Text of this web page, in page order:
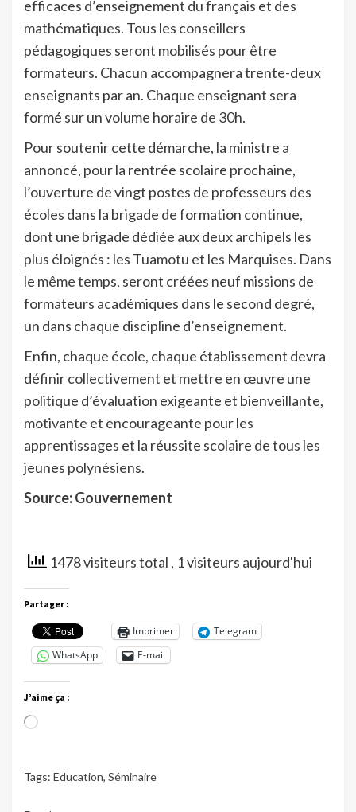
efficaces d’enseignement du français et des
mathématiques. Tous les conseillers
pédagogiques seront mobilisés pour être
formateurs. Chacun accompagnera trente-deux
enseignants par an. Chaque enseignant sera
formé sur un volume horaire de 30h.
Pour soutenir cette démarche, la ministre a
annoncé, pour la rentrée scolaire prochaine,
l’ouverture de vingt postes de professeurs des
écoles dans la brigade de formation continue,
dont une brigade dédiée aux deux archipels les
plus éloignés : les Tuamotu et les Marquises. Dans
le même temps, seront créées neuf missions de
formateurs académiques dans le second degré,
un dans chaque discipline d’enseignement.
Enfin, chaque école, chaque établissement devra
définir collectivement et mettre en œuvre une
politique d’évaluation exigeante et bienveillante,
motivante et encourageante pour les
apprentissages et la réussite scolaire de tous les
jeunes polynésiens.
Source: Gouvernement
1478 visiteurs total , 1 visiteurs aujourd'hui
Partager :
Imprimer
Telegram
WhatsApp
E-mail
J’aime ça :
Chargement…
Tags: Education, Séminaire